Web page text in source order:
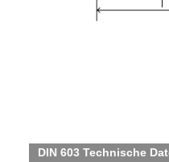
DIN 603 Technische